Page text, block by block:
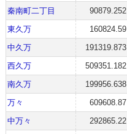
秦南町二丁目
90879.252
東久万
160824.59
中久万
191319.873
西久万
509351.182
南久万
199956.638
万々
609608.87
中万々
292865.22